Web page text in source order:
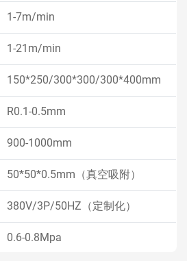
1-7m/min
1-21m/min
150*250/300*300/300*400mm
R0.1-0.5mm
900-1000mm
50*50*0.5mm（真空吸附）
380V/3P/50HZ（定制化）
0.6-0.8Mpa